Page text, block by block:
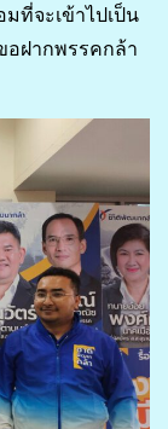
ที่จะเข้าไปเป็น
อฝากพรรคกล้า